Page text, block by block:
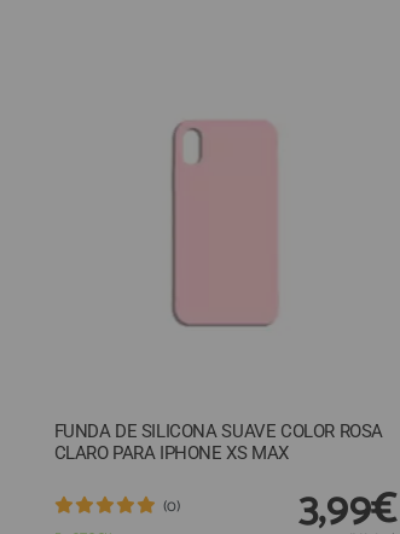
FUNDA DE SILICONA SUAVE COLOR ROSA
CLARO PARA IPHONE XS MAX
(0) 3,99€